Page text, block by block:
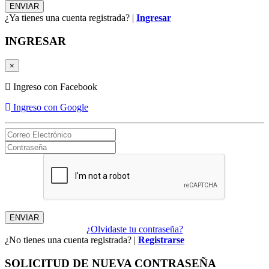
¿Ya tienes una cuenta registrada? | Ingresar
INGRESAR
×
Ingreso con Facebook
Ingreso con Google
¿Olvidaste tu contraseña?
¿No tienes una cuenta registrada? | Registrarse
SOLICITUD DE NUEVA CONTRASEÑA